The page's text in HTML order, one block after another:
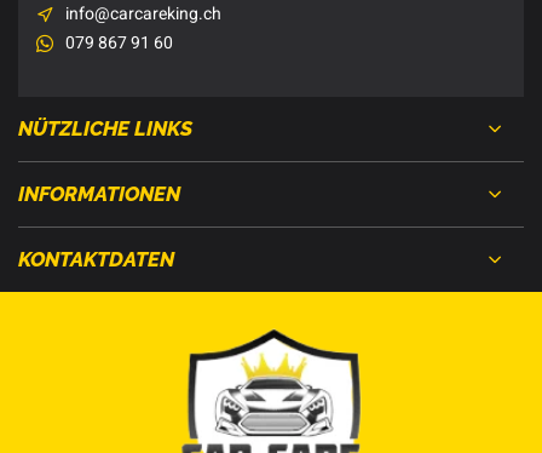
info@carcareking.ch
079 867 91 60
NÜTZLICHE LINKS
INFORMATIONEN
KONTAKTDATEN